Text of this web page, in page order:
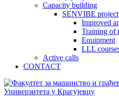
Capacity building
SENVIBE project
Improved
Training of
Equipment
LLL
Active calls
CONTACT